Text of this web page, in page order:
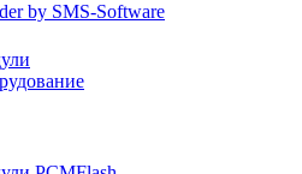
by SMS-Software